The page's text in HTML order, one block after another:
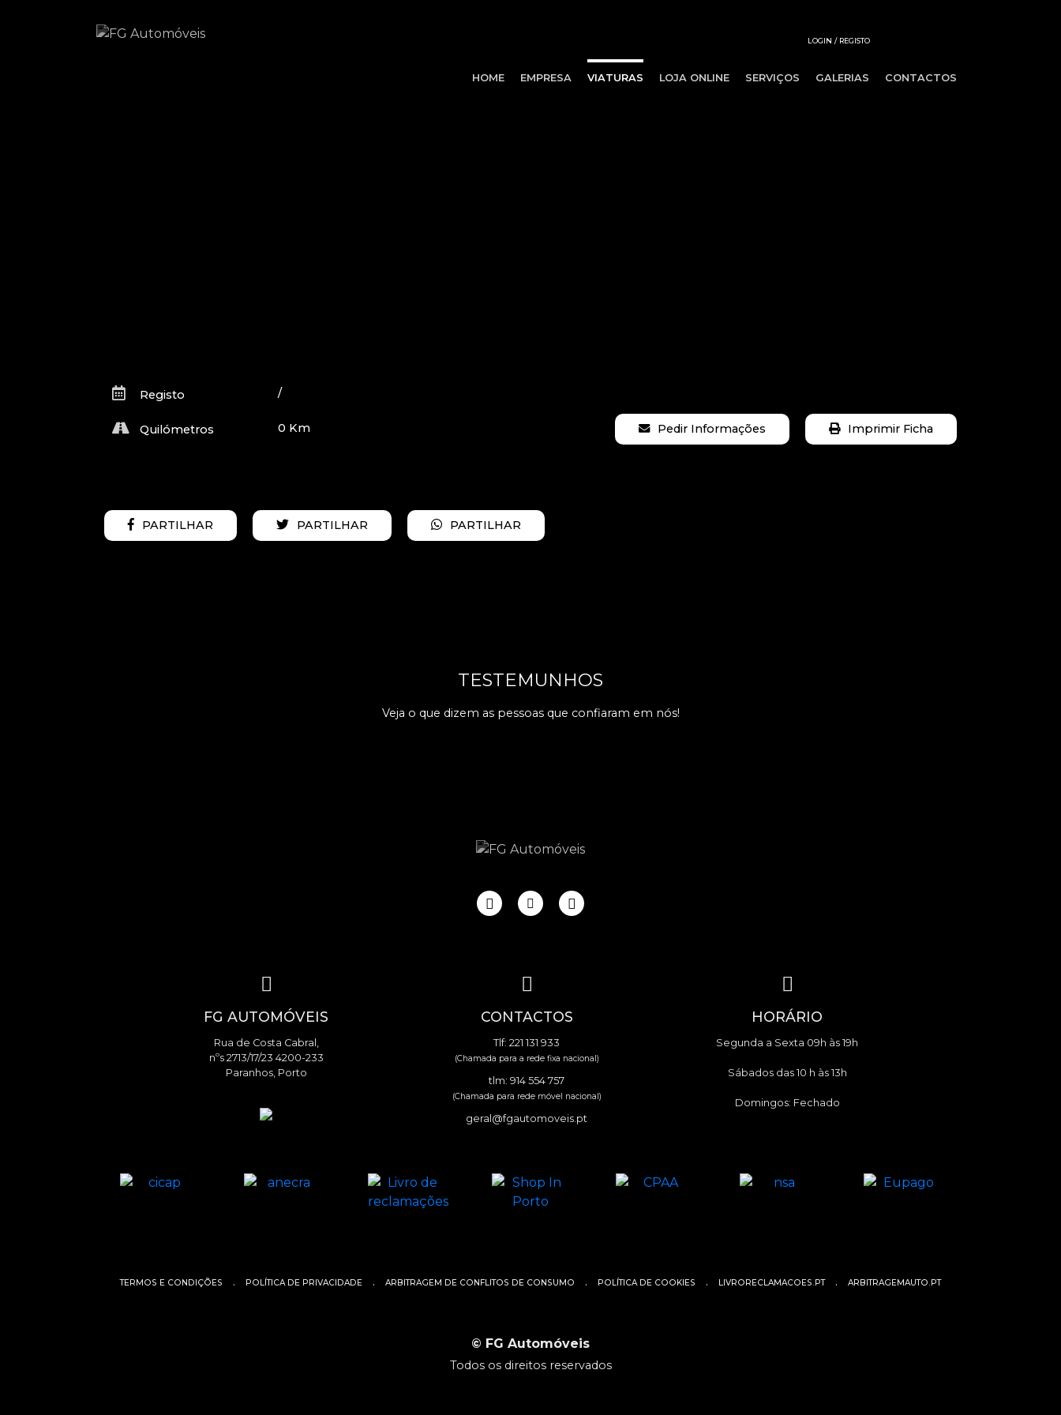
CONTACTOS
GALERIAS
SERVIÇOS
LOJA ONLINE
VIATURAS
EMPRESA
HOME
LOGIN / REGISTO
Registo /
Quilómetros 0 Km Pedir Informações Imprimir Ficha
PARTILHAR PARTILHAR PARTILHAR
TESTEMUNHOS
Veja o que dizem as pessoas que confiaram em nós!
FG AUTOMÓVEIS
Rua de Costa Cabral,
nºs 2713/17/23 4200-233
Paranhos, Porto
CONTACTOS
Tlf: 221 131 933
(Chamada para a rede fixa nacional)
tlm: 914 554 757
(Chamada para rede móvel nacional)
geral@fgautomoveis.pt
HORÁRIO
Segunda a Sexta 09h às 19h
Sábados das 10 h às 13h
Domingos: Fechado
TERMOS E CONDIÇÕES . POLÍTICA DE PRIVACIDADE . ARBITRAGEM DE CONFLITOS DE CONSUMO . POLÍTICA DE COOKIES . LIVRORECLAMACOES.PT . ARBITRAGEMAUTO.PT
© FG Automóveis
Todos os direitos reservados